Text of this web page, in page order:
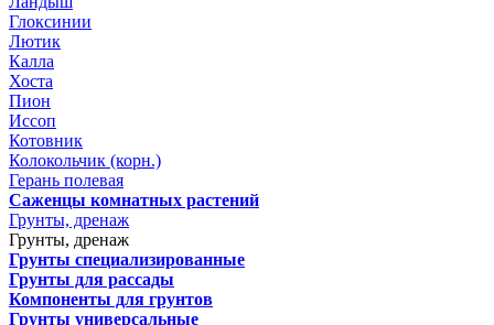
Глоксинии
Лютик
Калла
Хоста
Пион
Иссоп
Котовник
Колокольчик (корн.)
Герань полевая
Саженцы комнатных растений
Грунты, дренаж
Грунты, дренаж
Грунты специализированные
Грунты для рассады
Компоненты для грунтов
Грунты универсальные